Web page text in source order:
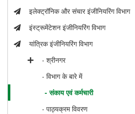
इलेक्ट्रॉनिक और संचार इंजीनियरिंग विभाग
इंस्ट्रूमेंटेशन इंजीनियरिंग विभाग
यांत्रिक इंजीनियरिंग विभाग
- श्रीनगर
- विभाग के बारे में
- संकाय एवं कर्मचारी
- पाठ्यक्रम विवरण